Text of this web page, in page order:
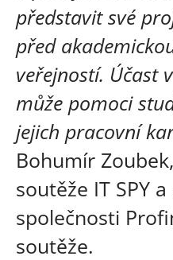
představit své
před
veřejností. Účast
může pomoci
jejich pracovní
Bohumír
soutěže IT SPY
společnosti
soutěže.